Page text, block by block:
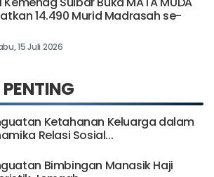
14.490 Murid Madrasah se-
15 Juli 2026
Ketahanan Keluarga dalam
Relasi Sosial...
Bimbingan Manasik Haji